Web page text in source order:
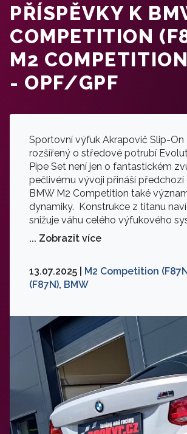
PŘÍSPĚVKY K
COMPETITION
M2
- OPF/GPF
Sportovní výfuk Akrapovič Slip-On
rozšířený o středové potrubí
Pipe Set není jen o fantastickém
pečlivému vývoji přináší předchozí
BMW M2 Competition také
dynamiky. Konstrukce z titanu
snižuje váhu celého výfukového
... Zobrazit více
13.07.2025 | M2 Competition
(F87N), BMW